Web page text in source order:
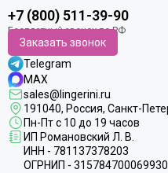
+7 (800) 511-39-90
Заказать звонок
Telegram
MAX
sales@lingerini.ru
191040, Россия, Санкт-
Пн-Пт с 10 до 19 часов
ИП Романовский Л. В.
ИНН - 781137378203
ОГРНИП - 315784700069930